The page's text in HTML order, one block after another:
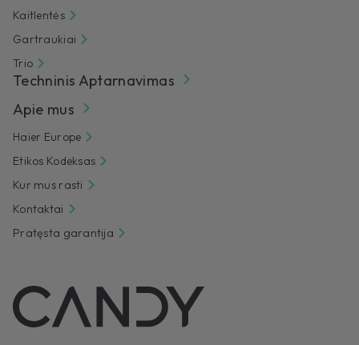
Kaitlentės
Gartraukiai
Trio
Techninis Aptarnavimas
Apie mus
Haier Europe
Etikos Kodeksas
Kur mus rasti
Kontaktai
Pratęsta garantija